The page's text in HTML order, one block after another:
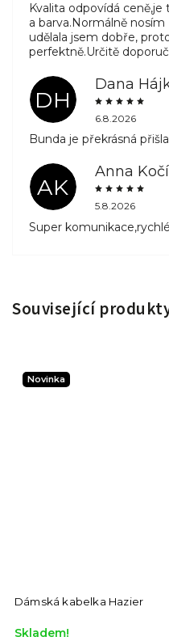
Kvalita odpovídá
a barva.Normálně nosím
udělala jsem dobře,
perfektně.Určitě
DH
Dana
6.8.2026
Bunda je překrásná
AK
Anna Kočí
5.8.2026
Super
Související
Novinka
Dámská kabelka Hazier
Skladem!